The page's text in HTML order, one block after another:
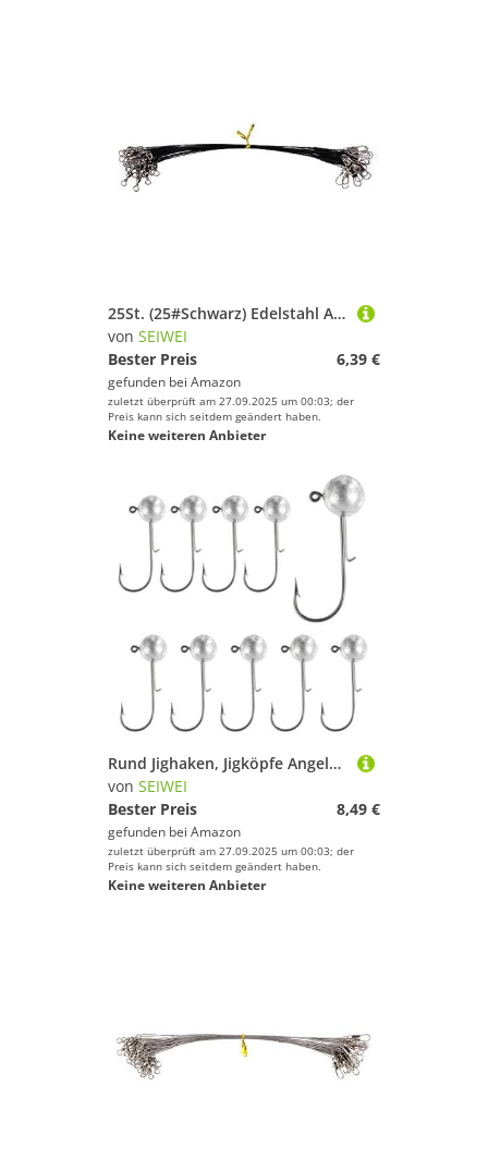
25St. (25#Schwarz) Edelstahl Angeldraht Vorfächer mit Schnapper & Wirbel, Anti-Biss Köder Drahtvorfächer für Hecht Barsch Zander, Salzwasser Süßwasser Angelzubehör Tackle
von SEIWEI
Bester Preis
6,39 €
gefunden bei Amazon
zuletzt überprüft am 27.09.2025 um 00:03; der
Preis kann sich seitdem geändert haben.
Keine weiteren Anbieter
Rund Jighaken, Jigköpfe Angelhaken Angeln Haken mit 10g Gewichten, Angelgerät für Süßwasser und Salzwasser (10er Pack)
von SEIWEI
Bester Preis
8,49 €
gefunden bei Amazon
zuletzt überprüft am 27.09.2025 um 00:03; der
Preis kann sich seitdem geändert haben.
Keine weiteren Anbieter